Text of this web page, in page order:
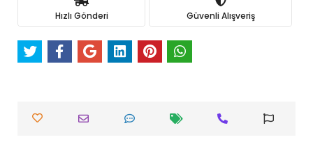
Hızlı Gönderi Güvenli Alışveriş